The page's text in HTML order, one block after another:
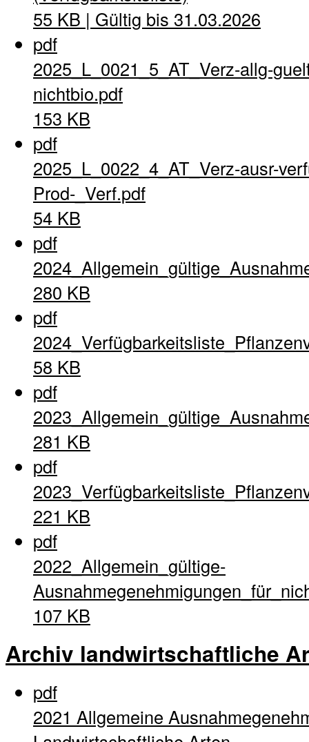
55 KB | Gültig bis 31.03.2026
pdf
2025_L_0021_5_AT_Verz-allg-
nichtbio.pdf
153 KB
pdf
2025_L_0022_4_AT_Verz-ausr-
Prod-_Verf.pdf
54 KB
pdf
280 KB
pdf
58 KB
pdf
281 KB
pdf
221 KB
pdf
2022_Allgemein_gültige-
107 KB
Archiv landwirtschaftliche
pdf
2021 Allgemeine